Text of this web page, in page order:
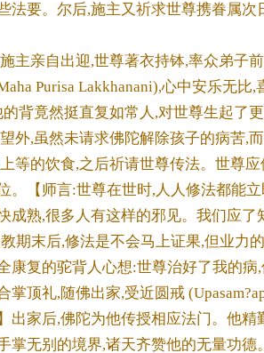
法要。尔后,施主又祈求世尊携眷属
亲自出迎,世尊著衣持钵,率众弟子前
Purisa Lakkhanani),心中安乐无
的背竟然挺直复如常人,对世尊生起了
外,虽然未请求佛陀解除孩子的病苦,
等的饮食,之后祈请世尊传法。世尊
。【师言:世尊在世时,人人修法都能
成熟,很多人有这样的邪见。我们应
期末后,修法是不会马上证果,但业力
康复的驼背人心想:世尊治好了我的
掌顶礼,随佛出家,受近圆戒
出家后,佛陀为他传授相应法门。他
掌无别的境界,诸天齐赞他的无量功德